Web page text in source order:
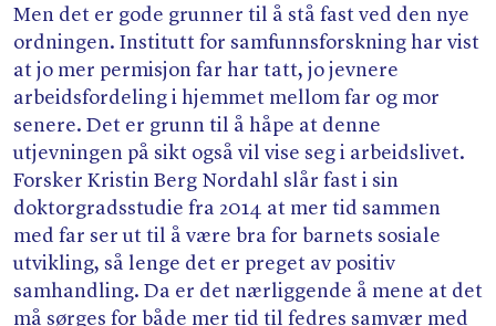
Men det er gode grunner til å stå fast ved den nye
ordningen. Institutt for samfunnsforskning har vist
at jo mer permisjon far har tatt, jo jevnere
arbeidsfordeling i hjemmet mellom far og mor
senere. Det er grunn til å håpe at denne
utjevningen på sikt også vil vise seg i arbeidslivet.
Forsker Kristin Berg Nordahl slår fast i sin
doktorgradsstudie fra 2014 at mer tid sammen
med far ser ut til å være bra for barnets sosiale
utvikling, så lenge det er preget av positiv
samhandling. Da er det nærliggende å mene at det
må sørges for både mer tid til fedres samvær med